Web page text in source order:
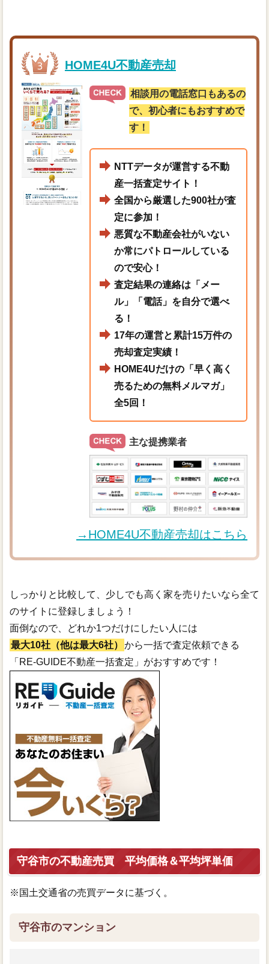
HOME4U不動産売却
相談用の電話窓口もあるの
で、初心者にもおすすめで
す！
NTTデータが運営する不動
産一括査定サイト！
全国から厳選した900社が査
定に参加！
悪質な不動産会社がいない
か常にパトロールしている
ので安心！
査定結果の連絡は「メー
ル」「電話」を自分で選べ
る！
17年の運営と累計15万件の
売却査定実績！
HOME4Uだけの「早く高く
売るための無料メルマガ」
全5回！
主な提携業者
→HOME4U不動産売却はこちら
しっかりと比較して、少しでも高く家を売りたいなら全て
のサイトに登録しましょう！
面倒なので、どれか1つだけにしたい人には
最大10社（他は最大6社）
から一括で査定依頼できる
「RE-GUIDE不動産一括査定」がおすすめです！
守谷市の不動産売買 平均価格＆平均坪単価
※国土交通省の売買データに基づく。
守谷市のマンション